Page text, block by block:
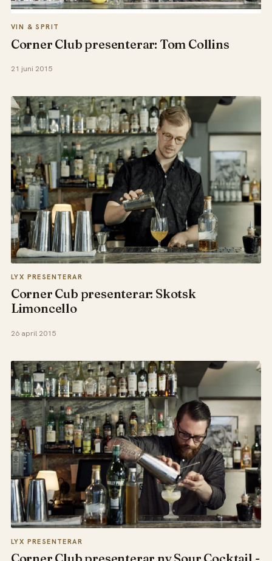
VIN & SPRIT
Corner Club presenterar: Tom Collins
21 juni 2015
LYX PRESENTERAR
Corner Cub presenterar: Skotsk
Limoncello
26 april 2015
LYX PRESENTERAR